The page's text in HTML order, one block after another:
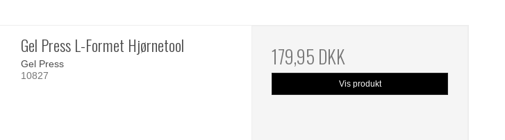
Gel Press L-Formet Hjørnetool
Gel Press
10827
179,95 DKK
Vis produkt